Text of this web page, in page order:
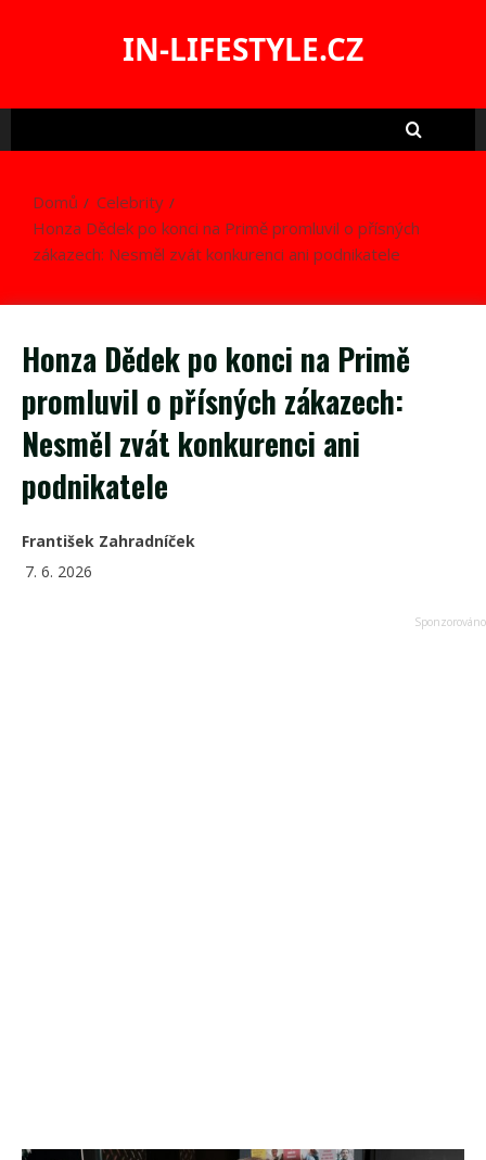
IN-LIFESTYLE.CZ
Domů
Celebrity
Honza Dědek po konci na Primě promluvil o přísných
zákazech: Nesměl zvát konkurenci ani podnikatele
Honza Dědek po konci na Primě
promluvil o přísných zákazech:
Nesměl zvát konkurenci ani
podnikatele
František Zahradníček
7. 6. 2026